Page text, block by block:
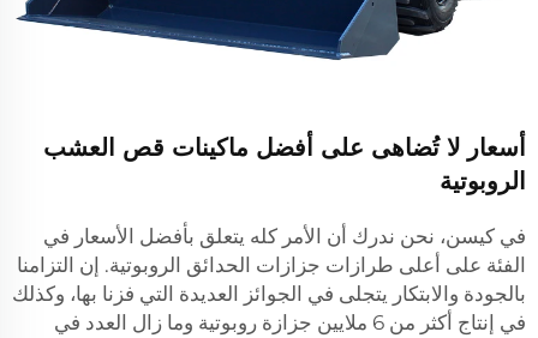
أسعار لا تُضاهى على أفضل ماكينات قص العشب
الروبوتية
في كيسن، نحن ندرك أن الأمر كله يتعلق بأفضل الأسعار في
الفئة على أعلى طرازات جزازات الحدائق الروبوتية. إن التزامنا
بالجودة والابتكار يتجلى في الجوائز العديدة التي فزنا بها، وكذلك
في إنتاج أكثر من 6 ملايين جزازة روبوتية وما زال العدد في